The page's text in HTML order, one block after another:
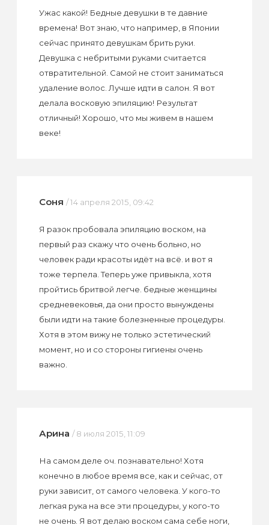
Ужас какой! Бедные девушки в те давние
времена! Вот знаю, что например, в Японии
сейчас принято девушкам брить руки.
Девушка с небритыми руками считается
отвратительной. Самой не стоит заниматься
удаление волос. Лучше идти в салон. Я вот
делала восковую эпиляцию! Результат
отличный! Хорошо, что мы живем в нашем
веке!
Соня / 14 апреля 2015, 09:42
Я разок пробовала эпиляцию воском, на
первый раз скажу что очень больно, но
человек ради красоты идёт на всё. и вот я
тоже терпела. Теперь уже привыкла, хотя
пройтись бритвой легче. бедные женщины
средневековья, да они просто вынуждены
были идти на такие болезненные процедуры.
Хотя в этом вижу не только эстетический
момент, но и со стороны гигиены очень
важно.
Арина / 8 июля 2015, 11:09
На самом деле оч. познавательно! Хотя
конечно в любое время все, как и сейчас, от
руки зависит, от самого человека. У кого-то
легкая рука на все эти процедуры, у кого-то
не очень. Я вот делаю воском сама себе ноги,